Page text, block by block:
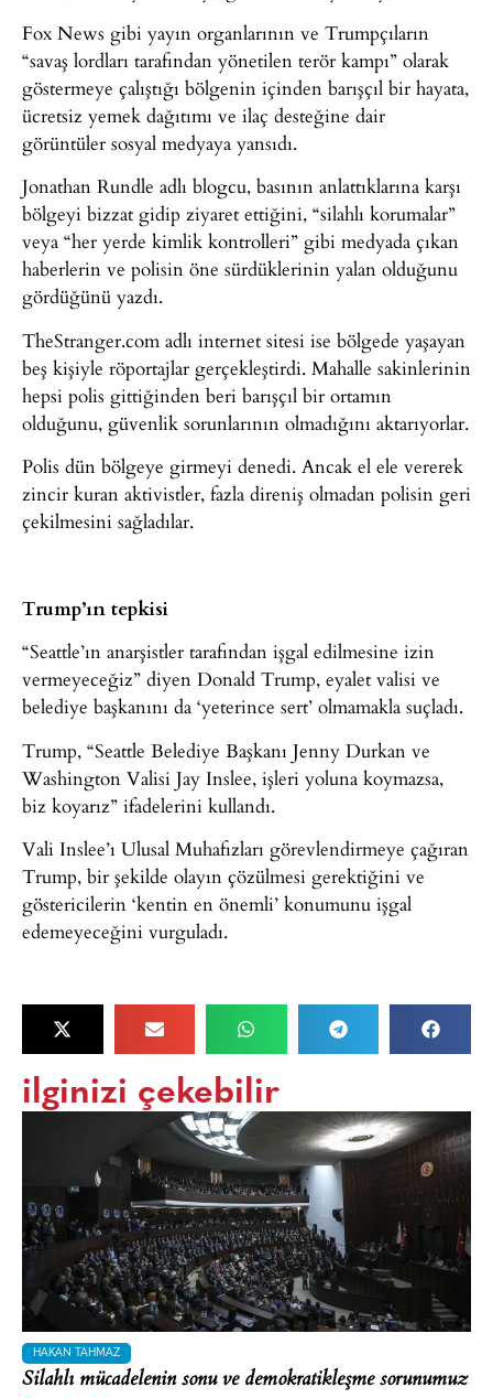
Fox News gibi yayın organlarının ve Trumpçıların
“savaş lordları tarafından yönetilen terör kampı” olarak
göstermeye çalıştığı bölgenin içinden barışçıl bir hayata,
ücretsiz yemek dağıtımı ve ilaç desteğine dair
görüntüler sosyal medyaya yansıdı.
Jonathan Rundle adlı blogcu, basının anlattıklarına karşı
bölgeyi bizzat gidip ziyaret ettiğini, “silahlı korumalar”
veya “her yerde kimlik kontrolleri” gibi medyada çıkan
haberlerin ve polisin öne sürdüklerinin yalan olduğunu
gördüğünü yazdı.
TheStranger.com adlı internet sitesi ise bölgede yaşayan
beş kişiyle röportajlar gerçekleştirdi. Mahalle sakinlerinin
hepsi polis gittiğinden beri barışçıl bir ortamın
olduğunu, güvenlik sorunlarının olmadığını aktarıyorlar.
Polis dün bölgeye girmeyi denedi. Ancak el ele vererek
zincir kuran aktivistler, fazla direniş olmadan polisin geri
çekilmesini sağladılar.
Trump’ın tepkisi
“Seattle’ın anarşistler tarafından işgal edilmesine izin
vermeyeceğiz” diyen Donald Trump, eyalet valisi ve
belediye başkanını da ‘yeterince sert’ olmamakla suçladı.
Trump, “Seattle Belediye Başkanı Jenny Durkan ve
Washington Valisi Jay Inslee, işleri yoluna koymazsa,
biz koyarız” ifadelerini kullandı.
Vali Inslee’ı Ulusal Muhafızları görevlendirmeye çağıran
Trump, bir şekilde olayın çözülmesi gerektiğini ve
göstericilerin ‘kentin en önemli’ konumunu işgal
edemeyeceğini vurguladı.
ilginizi çekebilir
HAKAN TAHMAZ
Silahlı mücadelenin sonu ve demokratikleşme sorunumuz